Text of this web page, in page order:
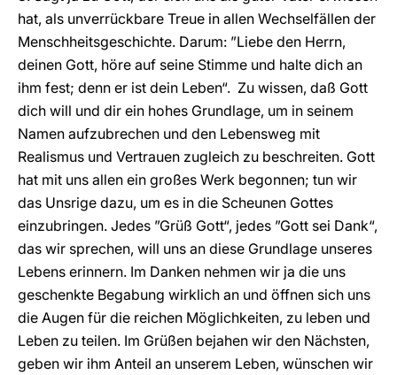
hat, als unverrückbare Treue in allen Wechselfällen der
Menschheitsgeschichte. Darum: ”Liebe den Herrn,
deinen Gott, höre auf seine Stimme und halte dich an
ihm fest; denn er ist dein Leben“. Zu wissen, daß Gott
dich will und dir ein hohes Grundlage, um in seinem
Namen aufzubrechen und den Lebensweg mit
Realismus und Vertrauen zugleich zu beschreiten. Gott
hat mit uns allen ein großes Werk begonnen; tun wir
das Unsrige dazu, um es in die Scheunen Gottes
einzubringen. Jedes ”Grüß Gott“, jedes ”Gott sei Dank“,
das wir sprechen, will uns an diese Grundlage unseres
Lebens erinnern. Im Danken nehmen wir ja die uns
geschenkte Begabung wirklich an und öffnen sich uns
die Augen für die reichen Möglichkeiten, zu leben und
Leben zu teilen. Im Grüßen bejahen wir den Nächsten,
geben wir ihm Anteil an unserem Leben, wünschen wir